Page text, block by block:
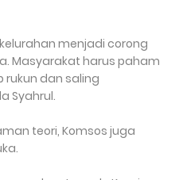
menjadi corong
Masyarakat harus paham
dan saling
Syahrul.
teori, Komsos juga